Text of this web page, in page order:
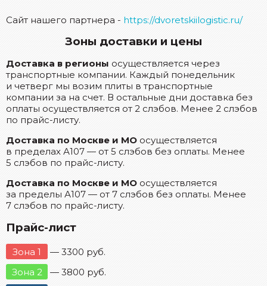
Сайт нашего партнера - https://dvoretskiilogistic.ru/
Зоны доставки и цены
Доставка в регионы осуществляется через
транспортные компании. Каждый понедельник
и четверг мы возим плиты в транспортные
компании за на счет. В остальные дни доставка без
оплаты осуществляется от 2 слэбов. Менее 2 слэбов
по прайс-листу.
Доставка по Москве и МО осуществляется
в пределах А107 — от 5 слэбов без оплаты. Менее
5 слэбов по прайс-листу.
Доставка по Москве и МО осуществляется
за пределы А107 — от 7 слэбов без оплаты. Менее
7 слэбов по прайс-листу.
Прайс-лист
Зона 1
— 3300 руб.
Зона 2
— 3800 руб.